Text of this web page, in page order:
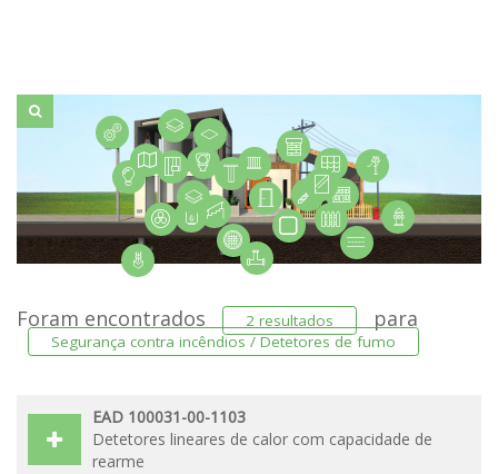
Foram encontrados 2 resultados para
Segurança contra incêndios / Detetores de fumo
EAD 100031-00-1103
Detetores lineares de calor com capacidade de
rearme